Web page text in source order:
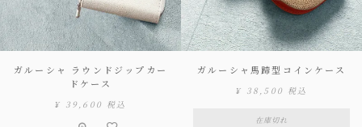
ガルーシャ ラウンドジップカー
ドケース
¥ 39,600 税込
ガルーシャ馬蹄型コインケース
¥ 38,500 税込
在庫切れ